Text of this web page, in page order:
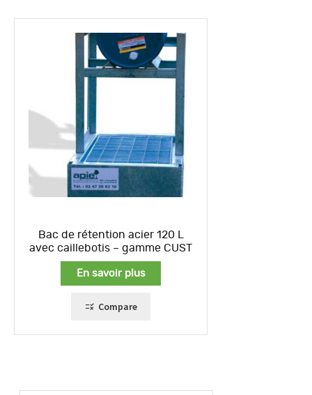
Bac de rétention acier 120 L
avec caillebotis – gamme CUST
En savoir plus
Compare